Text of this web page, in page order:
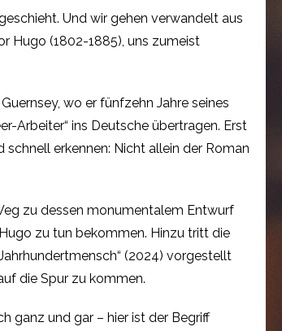
Und wir gehen verwandelt aus
Hugo (1802-1885), uns zumeist
wo er fünfzehn Jahre seines
Arbeiter“ ins Deutsche übertragen. Erst
schnell erkennen: Nicht allein der Roman
zu dessen monumentalem Entwurf
zu tun bekommen. Hinzu tritt die
(2024) vorgestellt
die Spur zu kommen.
ganz und gar – hier ist der Begriff